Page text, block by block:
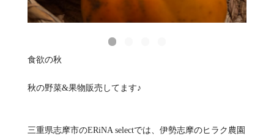
食欲の秋
秋の野菜&果物販売してます♪
三重県志摩市のERiNA selectでは、伊勢志摩のヒラク農園